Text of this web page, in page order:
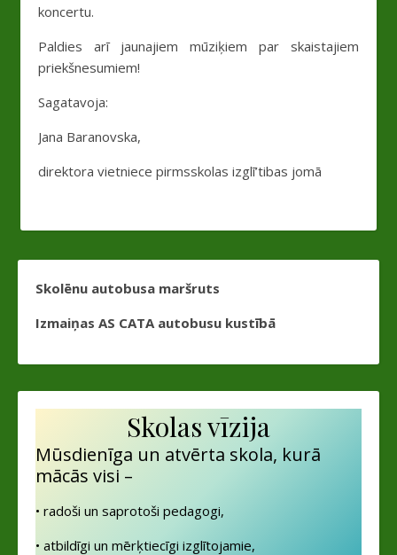
koncertu.
Paldies arī jaunajiem mūziķiem par skaistajiem
priekšnesumiem!
Sagatavoja:
Jana Baranovska,
direktora vietniece pirmsskolas izglī’tibas jomā
Skolēnu autobusa maršruts
Izmaiņas AS CATA autobusu kustībā
Skolas vīzija
Mūsdienīga un atvērta skola, kurā
mācās visi –
• radoši un saprotoši pedagogi,
• atbildīgi un mērķtiecīgi izglītojamie,